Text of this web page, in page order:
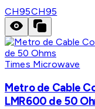
CH95CH95
Times Microwave
Metro de Cable
LMR600 de 50